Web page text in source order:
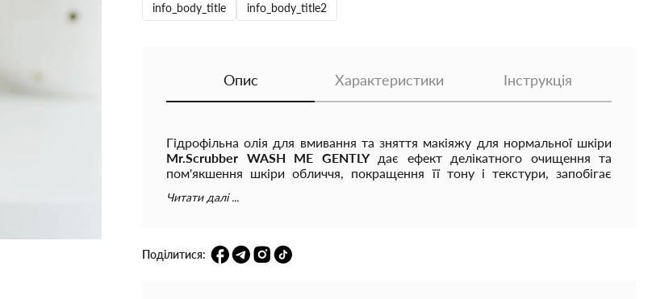
info_body_title info_body_title2
Опис Характеристики Інструкція
Гідрофільна олія для вмивання та зняття макіяжу для нормальної шкіри
Mr.Scrubber WASH ME GENTLYдає ефект делікатного очищення та
пом'якшення шкіри обличчя, покращення її тону і текстури, запобігає
залишає після себе приємне відчуття чистоти та свіжості.
види забруднень, зокрема залишки макіяжу і SPF-захисту.
Читати далі ...
Поділитися: